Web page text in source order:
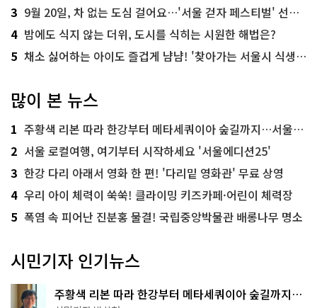
3 9월 20일, 차 없는 도심 걸어요…'서울 걷자 페스티벌' 선착순 5천명
4 밤에도 식지 않는 더위, 도시를 식히는 시원한 해법은?
5 채소 싫어하는 아이도 즐겁게 냠냠! '찾아가는 서울시 식생활 교육' 현장
많이 본 뉴스
1 주황색 리본 따라 한강부터 메타세쿼이아 숲길까지…서울둘레길 15코스
2 서울 로컬여행, 여기부터 시작하세요 '서울에디션25'
3 한강 다리 아래서 영화 한 편! '다리밑 영화관' 무료 상영
4 우리 아이 체력이 쑥쑥! 클라이밍 키즈카페·어린이 체력장
5 폭염 속 피어난 진분홍 물결! 국립중앙박물관 배롱나무 명소
시민기자 인기뉴스
주황색 리본 따라 한강부터 메타세쿼이아 숲길까지…